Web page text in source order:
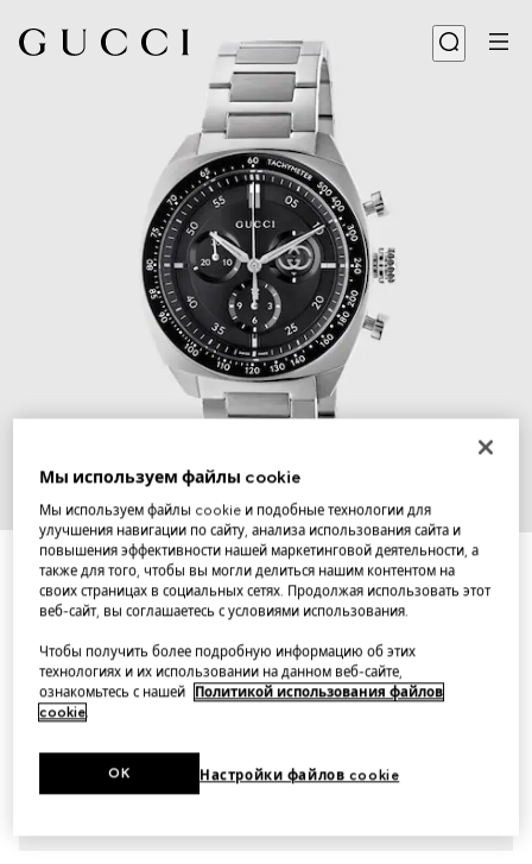
4
Часы Gucci Interlocking, 41 мм
Мы используем файлы cookie
Мы используем файлы cookie и подобные технологии для
улучшения навигации по сайту, анализа использования сайта и
повышения эффективности нашей маркетинговой деятельности, а
также для того, чтобы вы могли делиться нашим контентом на
своих страницах в социальных сетях. Продолжая использовать этот
веб-сайт, вы соглашаетесь с условиями использования.
Чтобы получить более подробную информацию об этих
технологиях и их использовании на данном веб-сайте,
ознакомьтесь с нашей
Политикой использования файлов
cookie.
Настройки файлов cookie
OK